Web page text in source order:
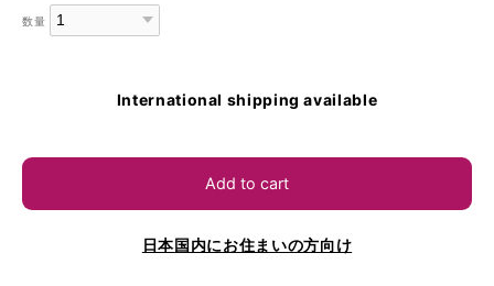
数量
International shipping available
Add to cart
日本国内にお住まいの方向け